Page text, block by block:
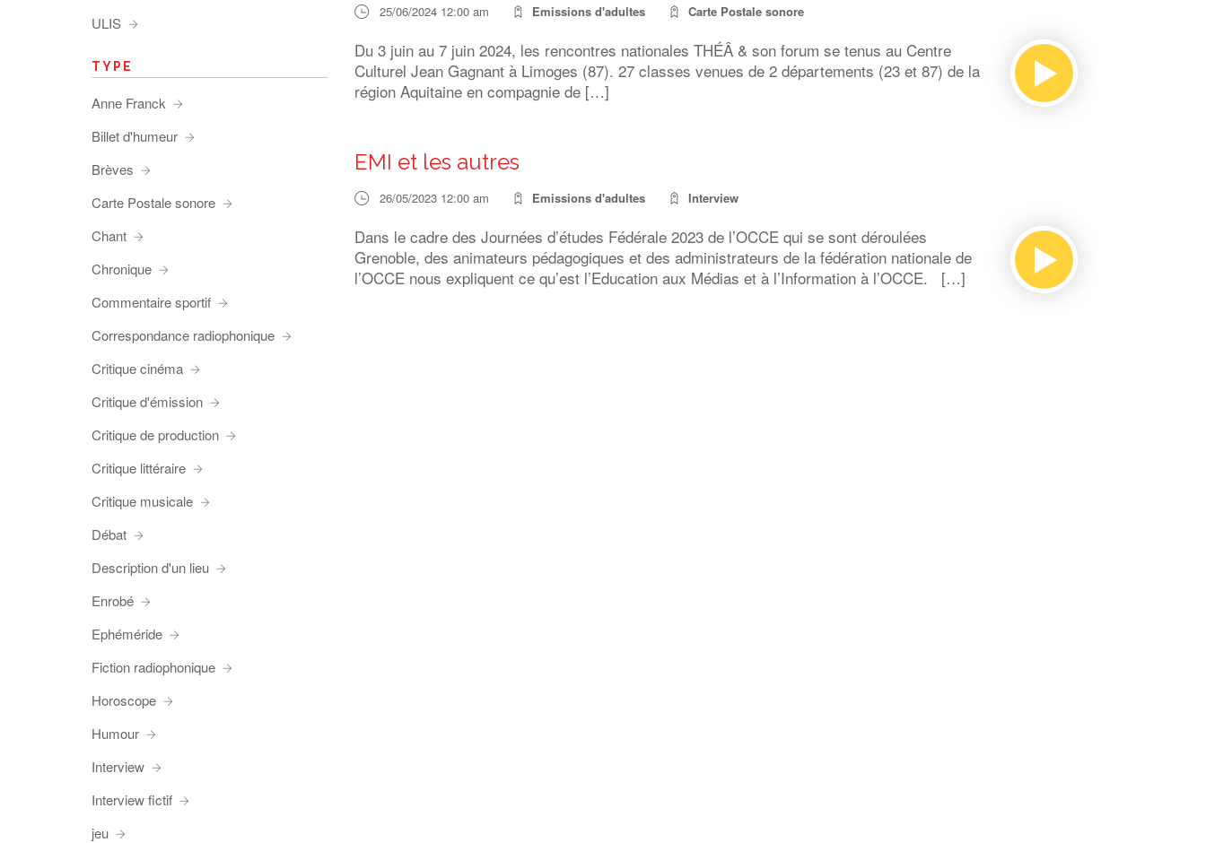
25/06/2024 12:00 am Emissions d'adultes Carte Postale sonore
Du 3 juin au 7 juin 2024, les rencontres nationales THÉÂ & son forum se tenus au Centre
Culturel Jean Gagnant à Limoges (87). 27 classes venues de 2 départements (23 et 87) de la
région Aquitaine en compagnie de […]
EMI et les autres
26/05/2023 12:00 am Emissions d'adultes Interview
Dans le cadre des Journées d’études Fédérale 2023 de l’OCCE qui se sont déroulées
Grenoble, des animateurs pédagogiques et des administrateurs de la fédération nationale de
l’OCCE nous expliquent ce qu’est l’Education aux Médias et à l’Information à l’OCCE. […]
ULIS
TYPE
Anne Franck
Billet d'humeur
Brèves
Carte Postale sonore
Chant
Chronique
Commentaire sportif
Correspondance radiophonique
Critique cinéma
Critique d'émission
Critique de production
Critique littéraire
Critique musicale
Débat
Description d'un lieu
Enrobé
Ephéméride
Fiction radiophonique
Horoscope
Humour
Interview
Interview fictif
jeu